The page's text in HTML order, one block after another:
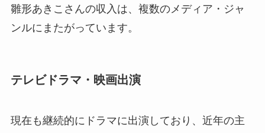
雛形あきこさんの収入は、複数のメディア・ジャ
ンルにまたがっています。
テレビドラマ・映画出演
現在も継続的にドラマに出演しており、近年の主